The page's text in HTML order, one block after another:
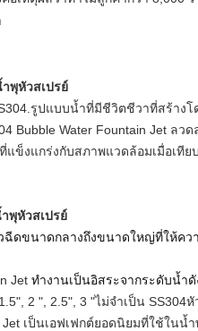
พุหัวสเปรย์
.รูปแบบน้ำที่มีชีวิตชีวาที่สร้างโ
Bubble Water Fountain Jet ลวด
แข็งแกร่งกับสภาพแวดล้อมเมื่อเทีย
พุหัวสเปรย์
ฉีดขนาดกลางถึงขนาดใหญ่ที่ให้ค
Jet ทำงานเป็นอิสระจากระดับน้ำ
2 ", 2.5", 3 "ไม่จำเป็น SS304หั
Jet เป็นเอฟเฟกต์ยอดนิยมที่ใช้ในน้